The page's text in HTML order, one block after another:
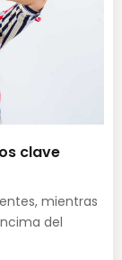
clave
mientras
del